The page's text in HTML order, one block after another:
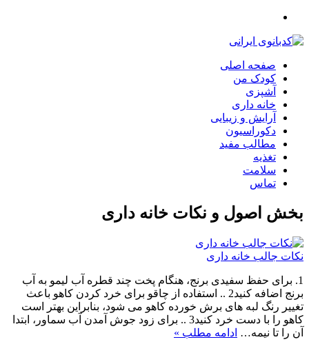
صفحه اصلی
کودک من
آشپزی
خانه داری
آرایش و زیبایی
دکوراسیون
مطالب مفید
تغذیه
سلامت
تماس
بخش اصول و نکات خانه داری
نکات جالب خانه داری
1. برای‏ حفظ سفیدی برنج، هنگام پخت چند قطره آب لیمو به آب
برنج اضافه کنید‎.‎ 2. استفاده از چاقو برای خرد کردن کاهو باعث
تغییر رنگ لبه های برش خورده کاهو می شود، بنابراین بهتر است
کاهو را با دست خرد کنید‎.‎ 3. برای‏ زود جوش آمدن آب سماور، ابتدا
آن را تا نیمه… ادامه مطلب »